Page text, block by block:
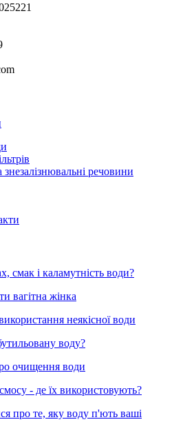
речовини
смак і каламутність води?
вагітна жінка
неякісної води
воду?
очищення води
- де їх використовують?
про те, яку воду п'ють ваші